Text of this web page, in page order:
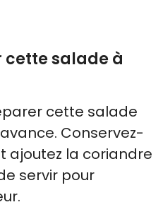
salade à
cette salade
Conservez-
ajoutez la coriandre
servir pour